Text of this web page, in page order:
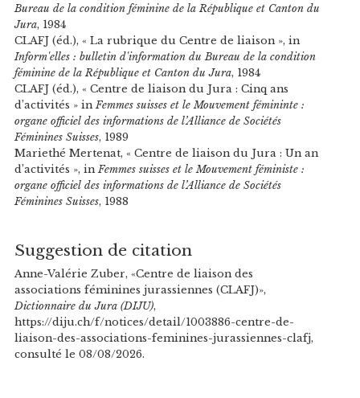
Bureau de la condition féminine de la République et Canton du
Jura, 1984
CLAFJ (éd.), « La rubrique du Centre de liaison », in
Inform'elles : bulletin d'information du Bureau de la condition
féminine de la République et Canton du Jura, 1984
CLAFJ (éd.), « Centre de liaison du Jura : Cinq ans
d’activités » inFemmes suisses et le Mouvement fémininte :
organe officiel des informations de l’Alliance de Sociétés
Féminines Suisses, 1989
Mariethé Mertenat, « Centre de liaison du Jura : Un an
d’activités », inFemmes suisses et le Mouvement féministe :
organe officiel des informations de l’Alliance de Sociétés
Féminines Suisses, 1988
Suggestion de citation
Anne-Valérie Zuber, «Centre de liaison des
associations féminines jurassiennes (CLAFJ)»,
Dictionnaire du Jura (DIJU),
https://diju.ch/f/notices/detail/1003886-centre-de-
liaison-des-associations-feminines-jurassiennes-clafj,
consulté le 08/08/2026.